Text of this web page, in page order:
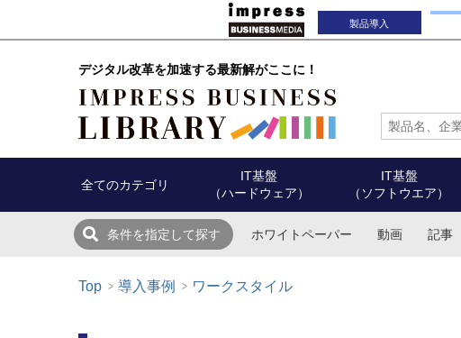
製品導入
デジタル改革を加速する最新解がここに！
全てのカテゴリ
IT基盤
（ハードウェア）
IT基盤
（ソフトウエア）
条件を指定して探す ホワイトペーパー 動画 記事
Top 導入事例 ワークスタイル